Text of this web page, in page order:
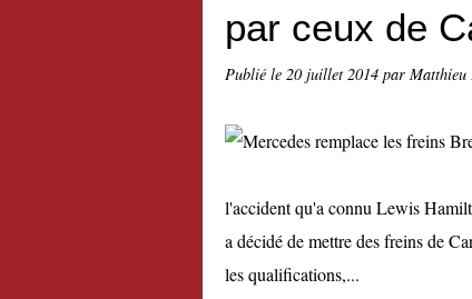
par ceux de
Publié le 20 juillet 2014 par Matthieu
l'accident qu'a connu Lewis
a décidé de mettre des freins de
les qualifications,...